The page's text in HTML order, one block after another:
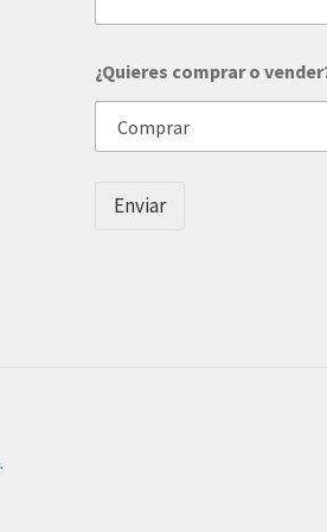
e
t
t
¿Quieres comprar o
Enviar
.